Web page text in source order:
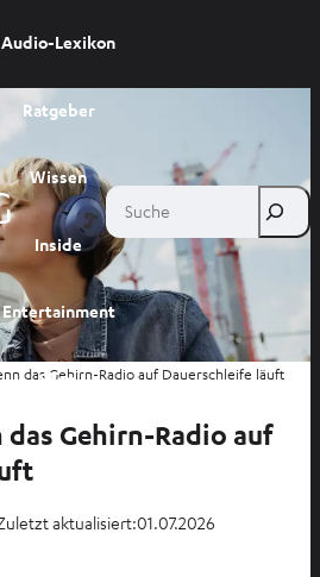
Audio-Lexikon
Ratgeber
Wissen
Inside
Entertainment
Shop
Suche
das Gehirn-Radio auf Dauerschleife läuft
Gehirn-Radio auf
aktualisiert:01.07.2026